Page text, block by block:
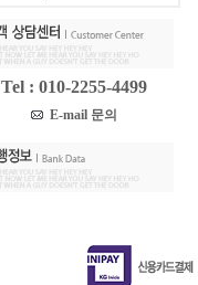
Tel : 010-2255-4499
E-mail 문의